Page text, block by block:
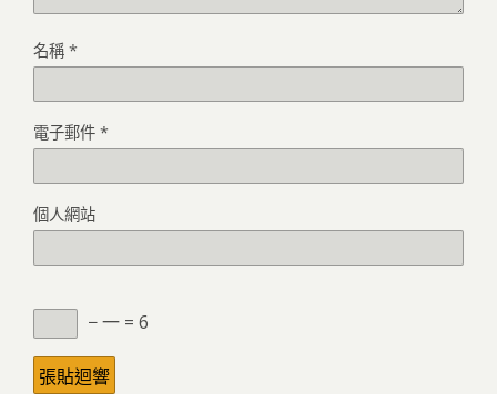
名稱 *
電子郵件 *
個人網站
− 一 = 6